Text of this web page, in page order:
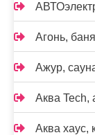
Агонь,
Ажур,
Аква Tech,
Аква хаус,